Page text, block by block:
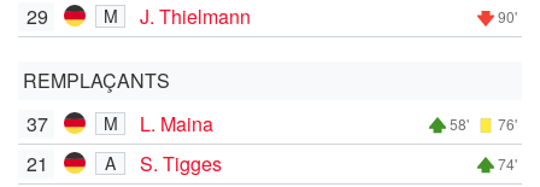
29
M J. Thielmann 90'
REMPLAÇANTS
37
M L. Maina 58' 76'
21 A S. Tigges 74'